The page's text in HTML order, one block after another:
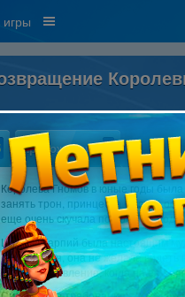
игры
Прохождение 0
Королева Гномов в юные годы
занять трон, принцесса быстро
еще очень скучала по дорогой
Царица Гарпий была настоящим
осторожная, она не желала видеть
было ее удивление, когда на ее